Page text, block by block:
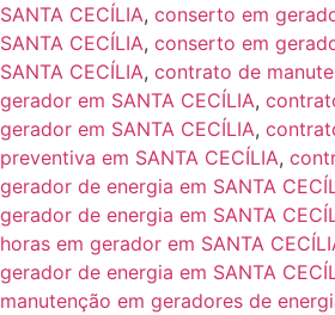
SANTA CECÍLIA, conserto em
SANTA CECÍLIA, conserto em
SANTA CECÍLIA, contrato de
gerador em SANTA CECÍLIA,
gerador em SANTA CECÍLIA,
preventiva em SANTA CECÍLIA,
gerador de energia em SANTA
gerador de energia em SANTA
horas em gerador em SANTA
gerador de energia em SANTA
manutenção em geradores de